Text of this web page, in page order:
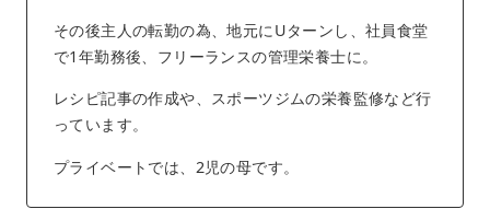
その後主人の転勤の為、地元にUターンし、社員食堂
で1年勤務後、フリーランスの管理栄養士に。
レシピ記事の作成や、スポーツジムの栄養監修など行
っています。
プライベートでは、2児の母です。